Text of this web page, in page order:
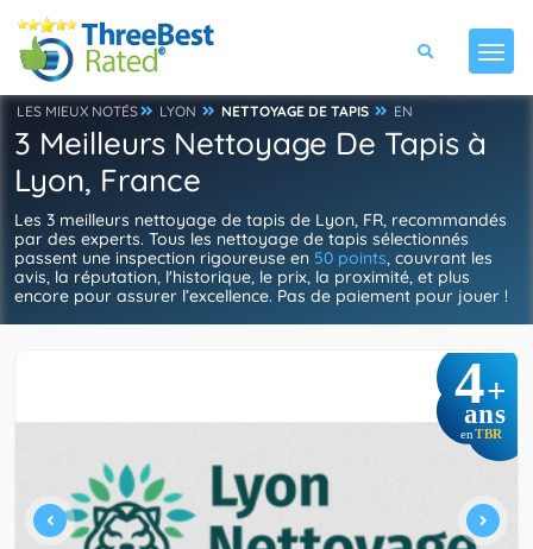
LES MIEUX NOTÉS LYON NETTOYAGE DE TAPIS EN
3 Meilleurs Nettoyage De Tapis à
Lyon, France
Les 3 meilleurs nettoyage de tapis de Lyon, FR, recommandés
par des experts. Tous les nettoyage de tapis sélectionnés
passent une inspection rigoureuse en 50 points, couvrant les
avis, la réputation, l'historique, le prix, la proximité, et plus
encore pour assurer l’excellence. Pas de paiement pour jouer !
4+
ans
en TBR